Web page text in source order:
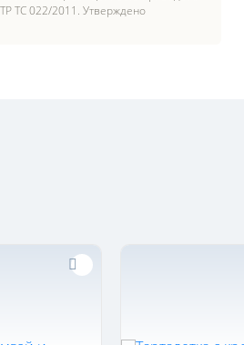
ТС 022/2011. Утверждено